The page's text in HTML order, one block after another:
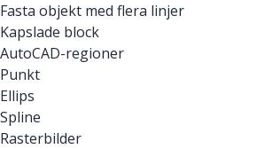
Fasta objekt med flera linjer
Kapslade block
AutoCAD-regioner
Punkt
Ellips
Spline
Rasterbilder